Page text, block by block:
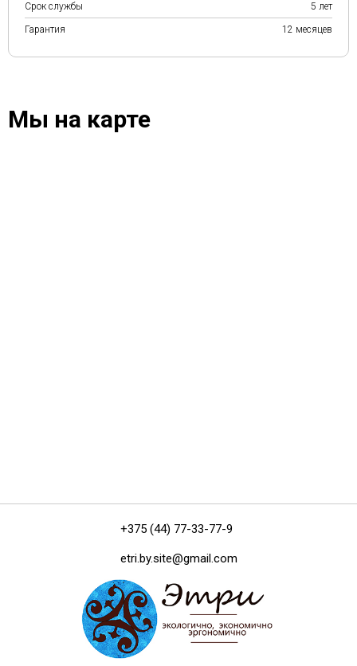
Срок службы 5 лет
Гарантия 12 месяцев
Мы на карте
+375 (44) 77-33-77-9
etri.by.site@gmail.com